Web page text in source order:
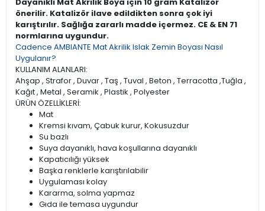
Dayanıklı Mat Akrilik Boya için 10 gram Katalizör
önerilir. Katalizör ilave edildikten sonra çok iyi
karıştırılır. Sağlığa zararlı madde içermez. CE & EN 71
normlarına uygundur.
Cadence AMBIANTE Mat Akrilik Islak Zemin Boyası Nasıl
Uygulanır?
KULLANIM ALANLARI:
Ahşap , Strafor , Duvar , Taş , Tuval , Beton , Terracotta ,Tuğla ,
Kağıt , Metal , Seramik , Plastik , Polyester
ÜRÜN ÖZELLİKLERİ:
Mat
Kremsi kıvam, Çabuk kurur, Kokusuzdur
Su bazlı
Suya dayanıklı, hava koşullarına dayanıklı
Kapatıcılığı yüksek
Başka renklerle karıştırılabilir
Uygulaması kolay
Kararma, solma yapmaz
Gıda ile temasa uygundur